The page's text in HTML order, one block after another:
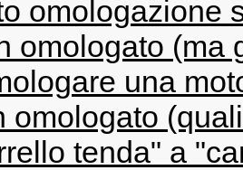
omologazione
omologato (ma
una
omologato
tenda" a